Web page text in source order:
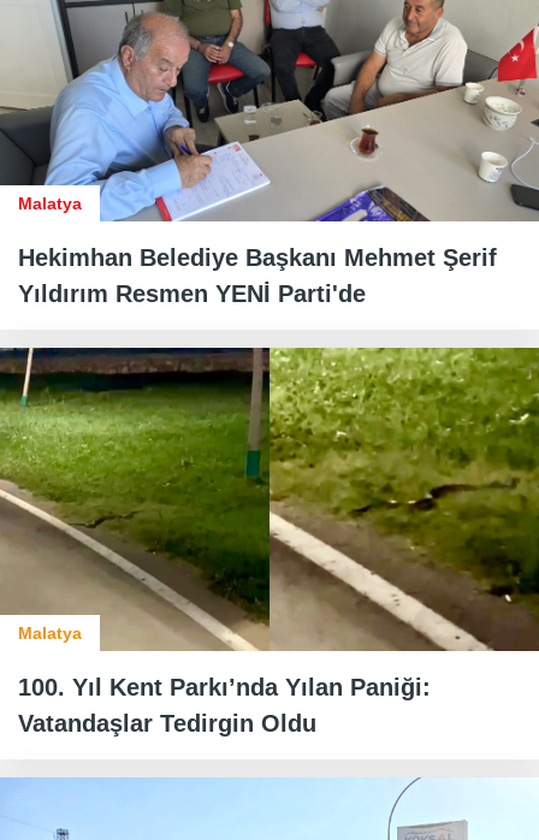
Malatya
Hekimhan Belediye Başkanı Mehmet Şerif
Yıldırım Resmen YENİ Parti'de
Malatya
100. Yıl Kent Parkı’nda Yılan Paniği:
Vatandaşlar Tedirgin Oldu